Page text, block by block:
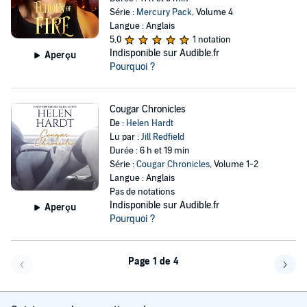
Aperçu
Série : Mercury Pack, Volume 4
Langue : Anglais
5,0
1 notation
Indisponible sur Audible.fr
Pourquoi ?
Aperçu
Cougar Chronicles
De : Helen Hardt
Lu par :Jill Redfield
Durée : 6 h et 19 min
Série :Cougar Chronicles, Volume 1-2
Langue : Anglais
Pas de notations
Indisponible sur Audible.fr
Pourquoi ?
Page 1 de 4